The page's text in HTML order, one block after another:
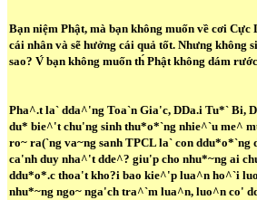
Bạn niệm Phật, mà bạn không muốn về cơi Cực
cái nhân và sẽ hưởng cái quả tốt. Nhưng không
sao? V́ bạn không muốn th́ Phật không dám
Pha^.t la` dda^'ng Toa`n Gia'c, DDa.i Tu*` Bi,
du* bie^'t chu'ng sinh thu*o*`ng nhie^`u me^
ro~ ra(`ng va~ng sanh TPCL la` con
ca'nh duy nha^'t dde^? giu'p cho nhu*~ng ai
ddu*o*.c thoa't kho?i bao kie^'p lua^n ho^`i
nhu*~ng ngo~ nga'ch tra^`m lua^n, luo^n co'